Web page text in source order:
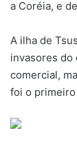
a Coréia, e
A ilha de
invasores do
comercial,
foi o primeiro